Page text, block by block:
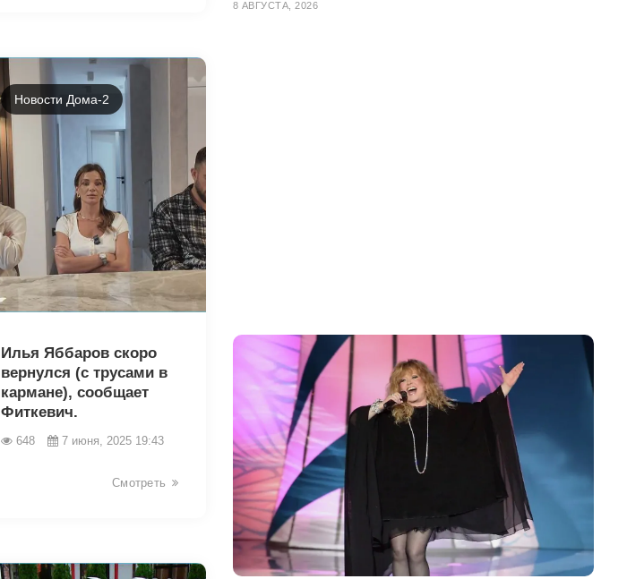
Новости Дома-2
Илья Яббаров скоро
вернулся (с трусами в
кармане), сообщает
Фиткевич.
648 7 июня, 2025 19:43
Смотреть
8 АВГУСТА, 2026